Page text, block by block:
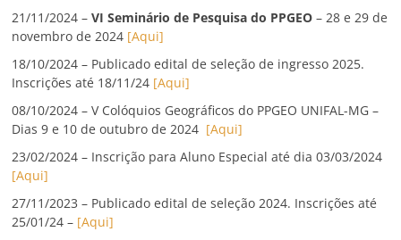
21/11/2024 –VI Seminário de Pesquisa do PPGEO – 28 e 29 de
novembro de 2024 [Aqui]
18/10/2024 – Publicado edital de seleção de ingresso 2025.
Inscrições até 18/11/24 [Aqui]
08/10/2024 – V Colóquios Geográficos do PPGEO UNIFAL-MG –
Dias 9 e 10 de outubro de 2024 [Aqui]
23/02/2024 – Inscrição para Aluno Especial até dia 03/03/2024
[Aqui]
27/11/2023 – Publicado edital de seleção 2024. Inscrições até
25/01/24 – [Aqui]